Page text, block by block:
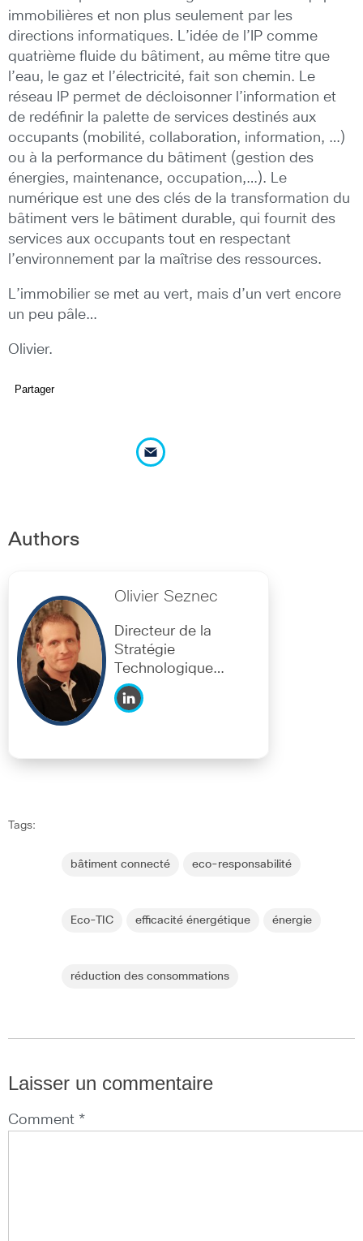
immobilières et non plus seulement par les
directions informatiques. L’idée de l’IP comme
quatrième fluide du bâtiment, au même titre que
l’eau, le gaz et l’électricité, fait son chemin. Le
réseau IP permet de décloisonner l’information et
de redéfinir la palette de services destinés aux
occupants (mobilité, collaboration, information, …)
ou à la performance du bâtiment (gestion des
énergies, maintenance, occupation,…). Le
numérique est une des clés de la transformation du
bâtiment vers le bâtiment durable, qui fournit des
services aux occupants tout en respectant
l’environnement par la maîtrise des ressources.
L’immobilier se met au vert, mais d’un vert encore
un peu pâle…
Olivier.
Partager
Authors
Olivier Seznec
Directeur de la
Stratégie
Technologique
Cisco France
Tags:
bâtiment connecté eco-responsabilité
Eco-TIC efficacité énergétique énergie
réduction des consommations
Laisser un commentaire
Comment *